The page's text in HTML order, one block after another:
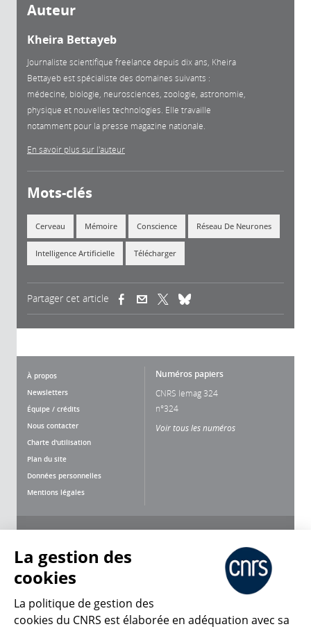
Auteur
Kheira Bettayeb
Journaliste scientifique freelance depuis dix ans, Kheira
Bettayeb est spécialiste des domaines suivants :
médecine, biologie, neurosciences, zoologie, astronomie,
physique et nouvelles technologies. Elle travaille
notamment pour la presse magazine nationale.
En savoir plus sur l'auteur
Mots-clés
Cerveau Mémoire Conscience Réseau De Neurones
Intelligence Artificielle Télécharger
Partager cet article (link is external)(link is external)
À propos
Newsletters
Équipe / crédits
Nous contacter
Charte d'utilisation
Plan du site
Données personnelles
Mentions légales
Numéros papiers
CNRS lemag 324
n°324
Voir tous les numéros
La gestion des
cookies
La politique de gestion des
cookies du CNRS est élaborée en adéquation avec sa